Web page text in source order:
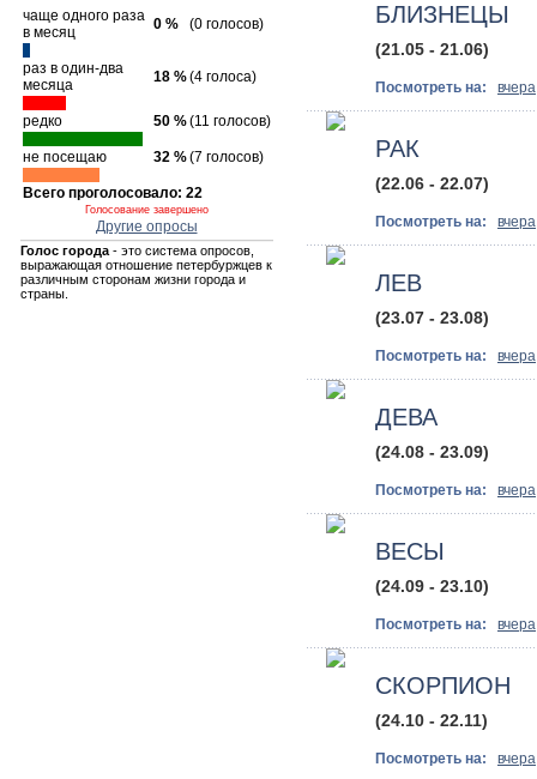
чаще одного раза
в месяц
0 % (0 голосов)
раз в один-два
месяца
18 %(4 голоса)
редко 50 %(11 голосов)
не посещаю 32 %(7 голосов)
Всего проголосовало: 22
Голосование завершено
Другие опросы
Голос города- это система опросов,
выражающая отношение петербуржцев к
различным сторонам жизни города и
страны.
БЛИЗНЕЦЫ
(21.05 - 21.06)
Посмотреть на: вчера
РАК
(22.06 - 22.07)
Посмотреть на: вчера
ЛЕВ
(23.07 - 23.08)
Посмотреть на: вчера
ДЕВА
(24.08 - 23.09)
Посмотреть на: вчера
ВЕСЫ
(24.09 - 23.10)
Посмотреть на: вчера
СКОРПИОН
(24.10 - 22.11)
Посмотреть на: вчера